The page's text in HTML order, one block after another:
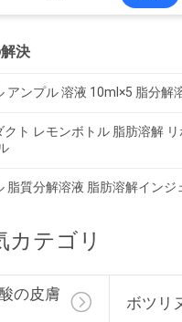
決
アンプル 溶液 10ml×5 脂分解
クト レモンボトル 脂肪溶解
脂質分解溶液 脂肪溶解インジ
カテゴリ
の皮膚
ボツリ